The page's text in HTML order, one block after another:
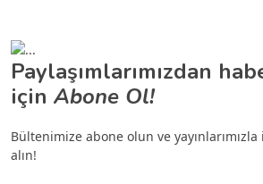
Paylaşımlarımızdan
için Abone Ol!
Bültenimize abone olun ve
alın!